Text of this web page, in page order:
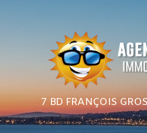
7 BD FRANÇOIS